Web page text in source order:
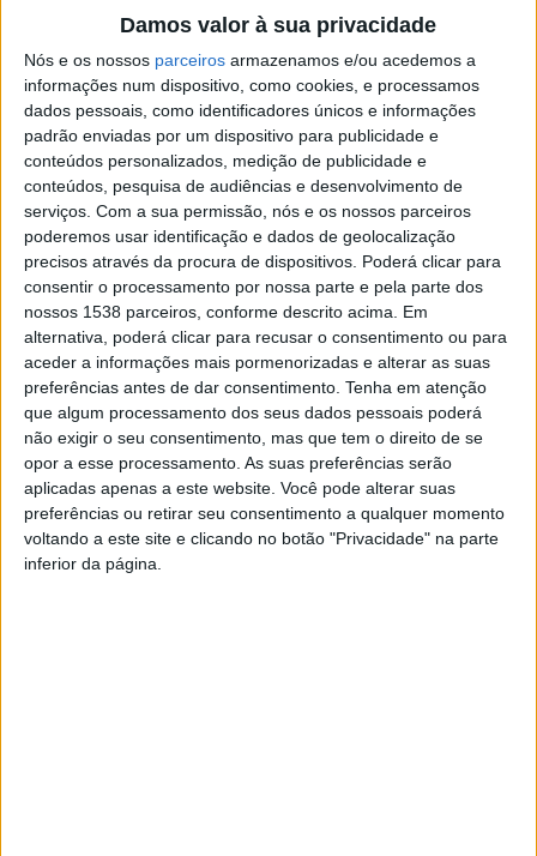
Damos valor à sua privacidade
Nós e os nossos parceiros armazenamos e/ou acedemos a
informações num dispositivo, como cookies, e processamos
dados pessoais, como identificadores únicos e informações
padrão enviadas por um dispositivo para publicidade e
conteúdos personalizados, medição de publicidade e
conteúdos, pesquisa de audiências e desenvolvimento de
serviços. Com a sua permissão, nós e os nossos parceiros
poderemos usar identificação e dados de geolocalização
precisos através da procura de dispositivos. Poderá clicar para
consentir o processamento por nossa parte e pela parte dos
nossos 1538 parceiros, conforme descrito acima. Em
alternativa, poderá clicar para recusar o consentimento ou para
aceder a informações mais pormenorizadas e alterar as suas
preferências antes de dar consentimento. Tenha em atenção
que algum processamento dos seus dados pessoais poderá
não exigir o seu consentimento, mas que tem o direito de se
opor a esse processamento. As suas preferências serão
aplicadas apenas a este website. Você pode alterar suas
preferências ou retirar seu consentimento a qualquer momento
voltando a este site e clicando no botão "Privacidade" na parte
inferior da página.
“Queremos agradecer a todos os nossos
patrocinadores e parceiros pela compreensão e
esperamos contar com todos numa data posterior este
ano”, declarou Carlos Barbosa, presidente do ACP.
Para o promotor do WRC, Oliver Ciesla, “estamos todos
a trabalhar para identificar possíveis datas alternativas
no final da temporada, caso a situação do COVID-19
melhore, levando em consideração a logística do
campeonato, a capacidade de as equipas viajarem
novamente e a capacidade dos respetivos países
organizarem o WRC nessa altura.”